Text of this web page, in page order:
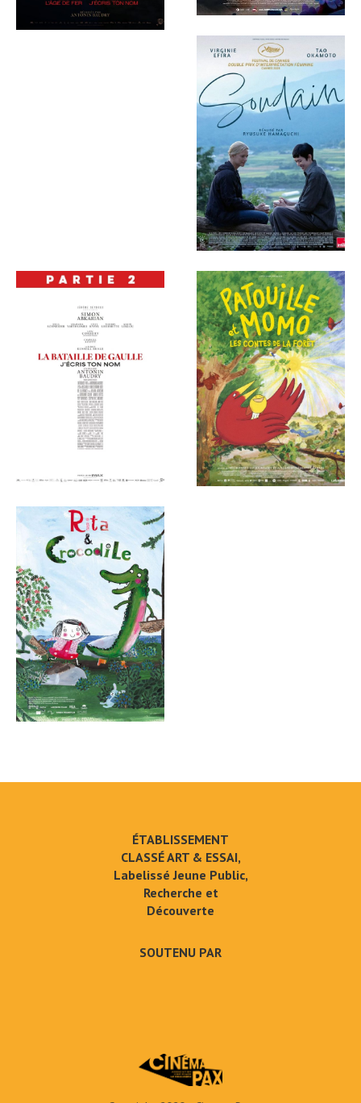
ÉTABLISSEMENT
CLASSÉ ART & ESSAI,
Labelissé Jeune Public,
Recherche et
Découverte
SOUTENU PAR